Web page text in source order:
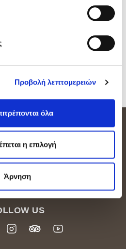
Προβολή λεπτομερειών
όλα
η επιλογή
Άρνηση
Box 54500, 3724 Limassol
CYPRUS
,Fax: +357-25634588
US